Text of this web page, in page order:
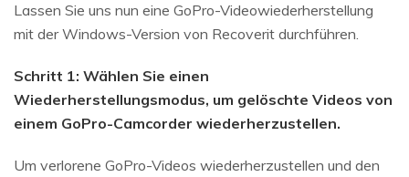
Lassen Sie uns nun eine GoPro-Videowiederherstellung
mit der Windows-Version von Recoverit durchführen.
Schritt 1: Wählen Sie einen
Wiederherstellungsmodus, um gelöschte Videos von
einem GoPro-Camcorder wiederherzustellen.
Um verlorene GoPro-Videos wiederherzustellen und den